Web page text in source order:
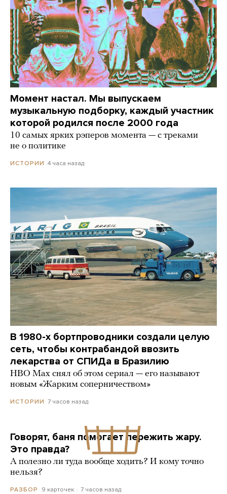
Момент настал. Мы выпускаем
музыкальную подборку, каждый участник
которой родился после 2000 года
10 самых ярких рэперов момента — с треками
не о политике
ИСТОРИИ 4 часа назад
В 1980-х бортпроводники создали целую
сеть, чтобы контрабандой ввозить
лекарства от СПИДа в Бразилию
HBO Max снял об этом сериал — его называют
новым «Жарким соперничеством»
ИСТОРИИ 7 часов назад
Говорят, баня помогает пережить жару.
Это правда?
А полезно ли туда вообще ходить? И кому точно
нельзя?
РАЗБОР 9 карточек 7 часов назад